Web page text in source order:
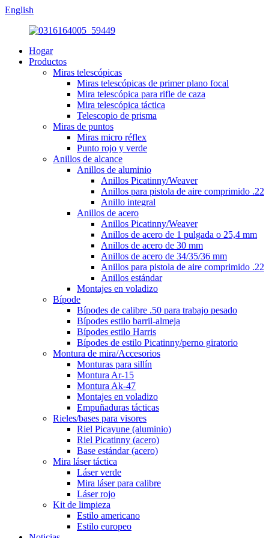
English
Hogar
Productos
Miras telescópicas
Miras telescópicas de primer plano focal
Mira telescópica para rifle de caza
Mira telescópica táctica
Telescopio de prisma
Miras de puntos
Miras micro réflex
Punto rojo y verde
Anillos de alcance
Anillos de aluminio
Anillos Picatinny/Weaver
Anillos para pistola de aire comprimido .22
Anillo integral
Anillos de acero
Anillos Picatinny/Weaver
Anillos de acero de 1 pulgada o 25,4 mm
Anillos de acero de 30 mm
Anillos de acero de 34/35/36 mm
Anillos para pistola de aire comprimido .22
Anillos estándar
Montajes en voladizo
Bípode
Bípodes de calibre .50 para trabajo pesado
Bípodes estilo barril-almeja
Bípodes estilo Harris
Bípodes de estilo Picatinny/perno giratorio
Montura de mira/Accesorios
Monturas para sillín
Montura Ar-15
Montura Ak-47
Montajes en voladizo
Empuñaduras tácticas
Rieles/bases para visores
Riel Picayune (aluminio)
Riel Picatinny (acero)
Base estándar (acero)
Mira láser táctica
Láser verde
Mira láser para calibre
Láser rojo
Kit de limpieza
Estilo americano
Estilo europeo